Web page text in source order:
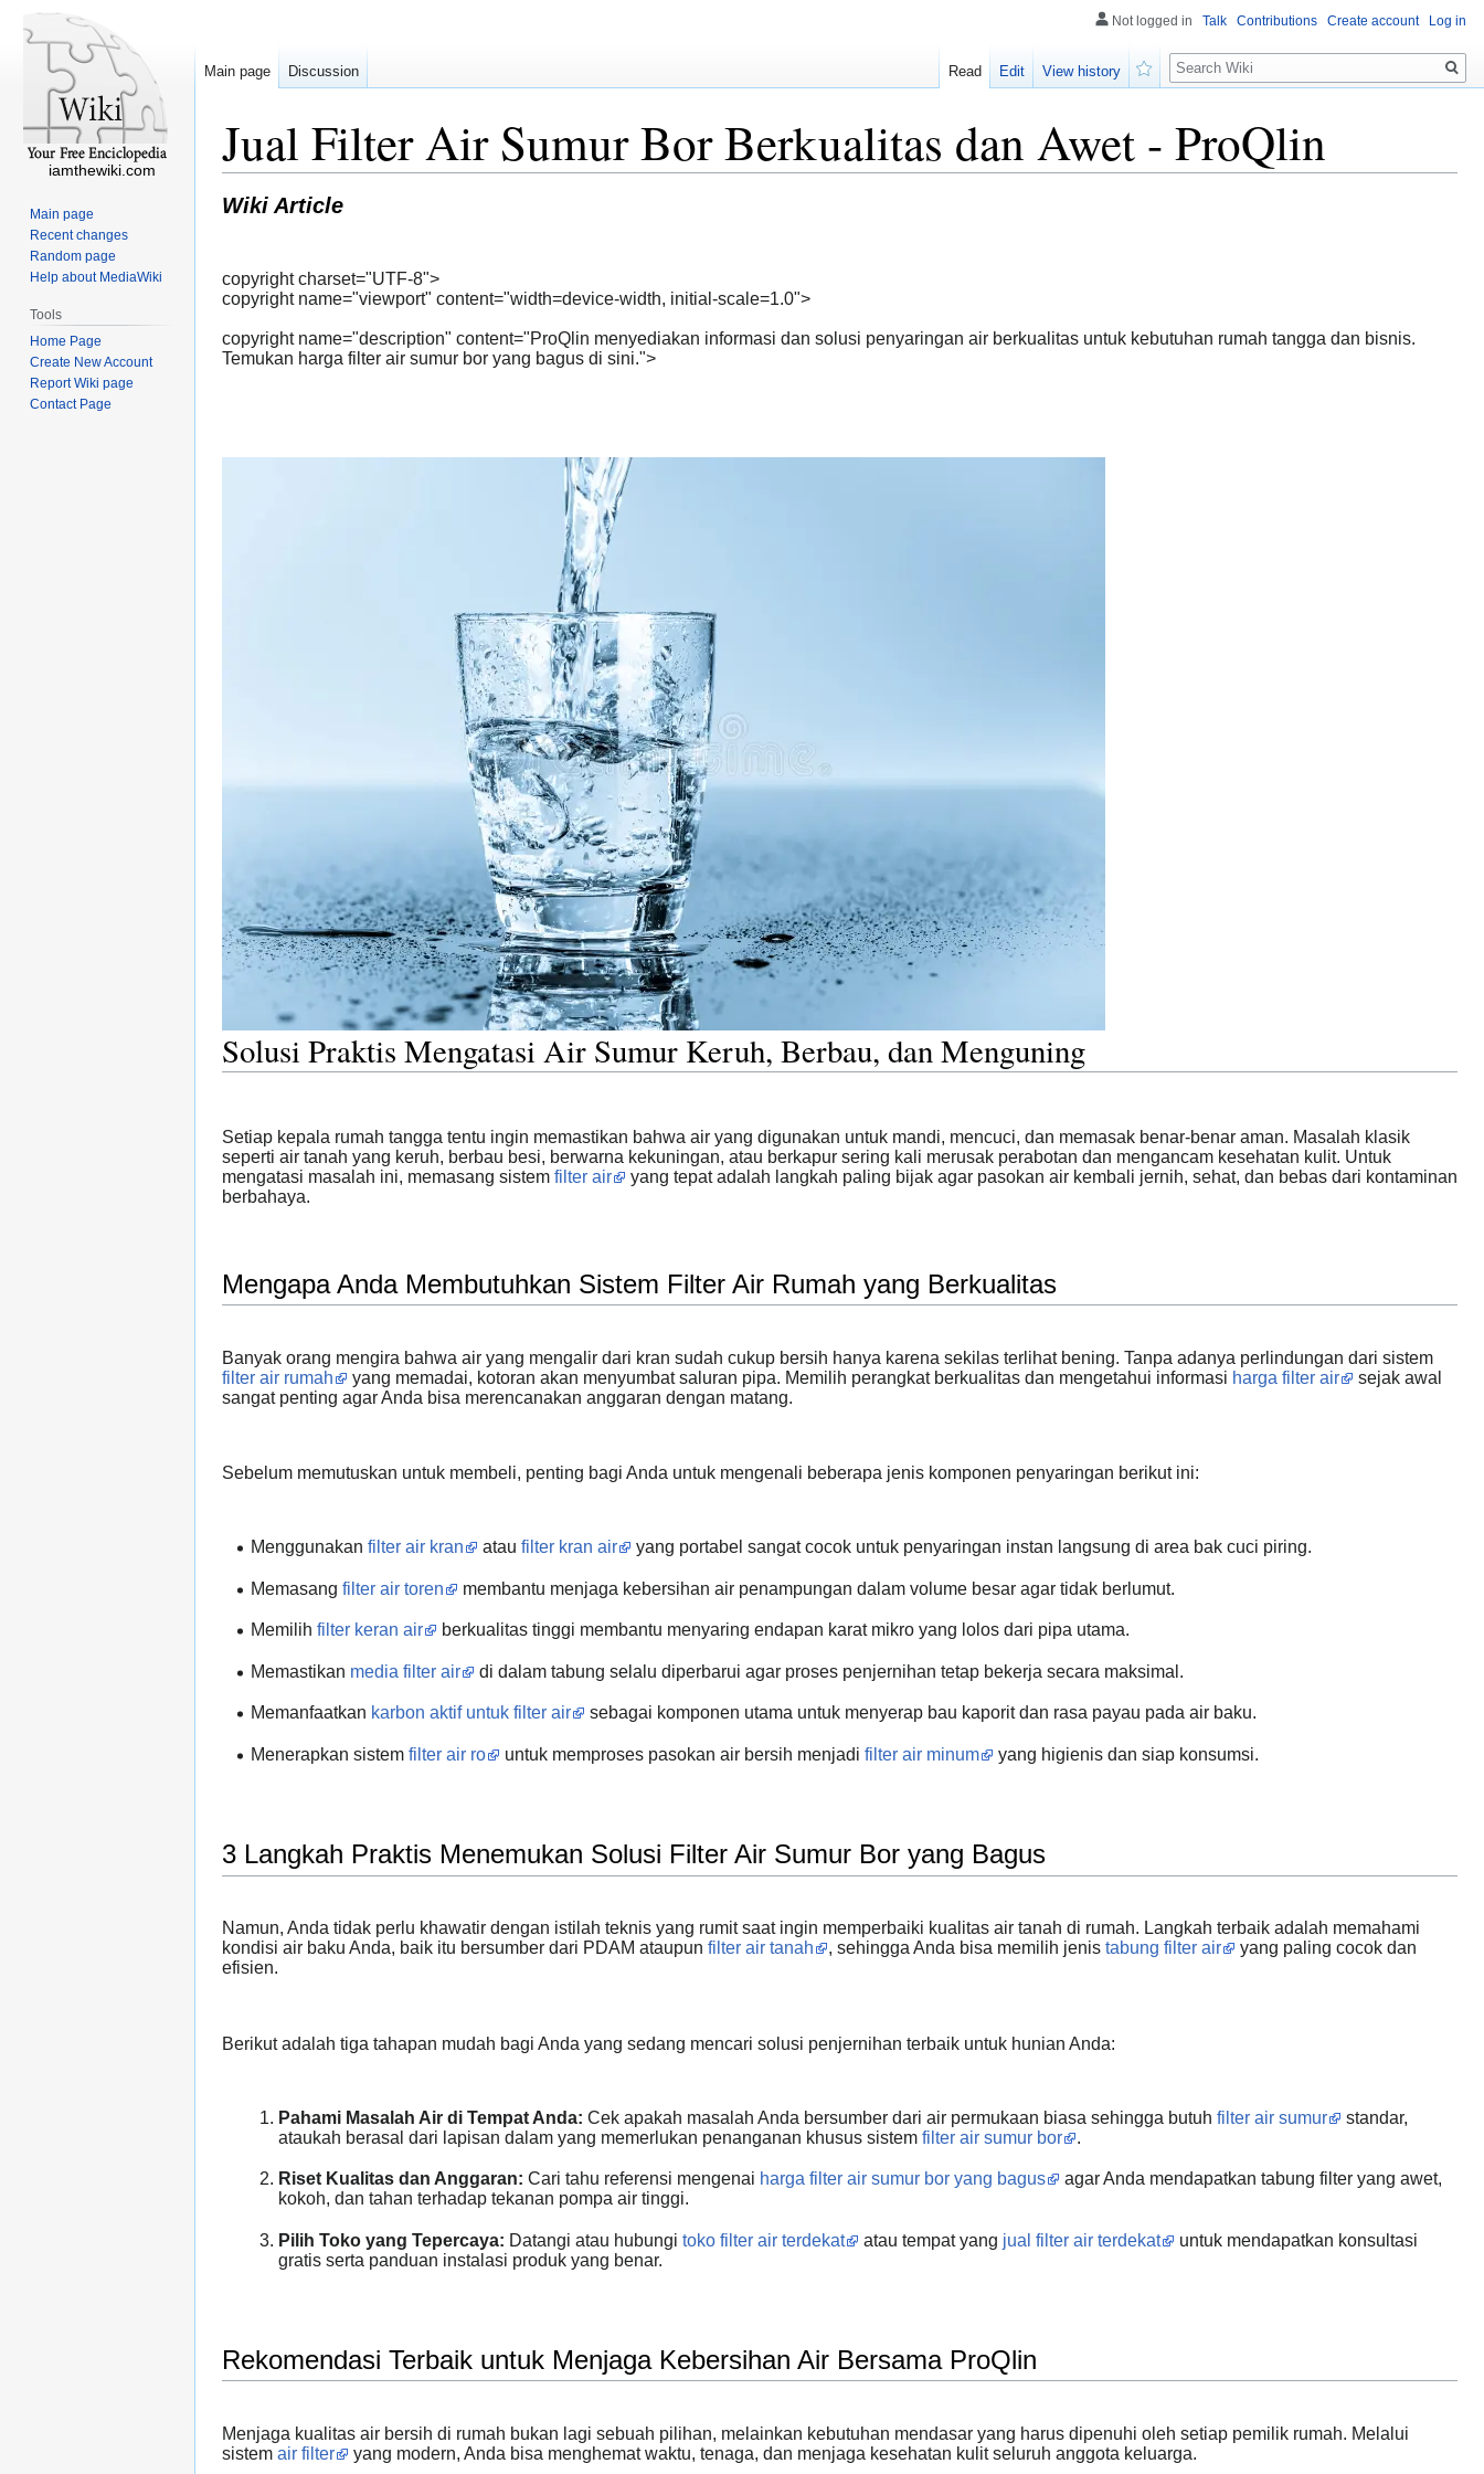
Jual Filter Air Sumur Bor Berkualitas dan Awet - ProQlin
Wiki Article
copyright charset="UTF-8">
copyright name="viewport" content="width=device-width, initial-scale=1.0">
copyright name="description" content="ProQlin menyediakan informasi dan solusi penyaringan air berkualitas untuk kebutuhan rumah tangga dan bisnis.
Temukan harga filter air sumur bor yang bagus di sini.">
Solusi Praktis Mengatasi Air Sumur Keruh, Berbau, dan Menguning
Setiap kepala rumah tangga tentu ingin memastikan bahwa air yang digunakan untuk mandi, mencuci, dan memasak benar-benar aman. Masalah klasik
seperti air tanah yang keruh, berbau besi, berwarna kekuningan, atau berkapur sering kali merusak perabotan dan mengancam kesehatan kulit. Untuk
mengatasi masalah ini, memasang sistem filter air
yang tepat adalah langkah paling bijak agar pasokan air kembali jernih, sehat, dan bebas dari kontaminan
berbahaya.
Mengapa Anda Membutuhkan Sistem Filter Air Rumah yang Berkualitas
Banyak orang mengira bahwa air yang mengalir dari kran sudah cukup bersih hanya karena sekilas terlihat bening. Tanpa adanya perlindungan dari sistem
filter air rumah
yang memadai, kotoran akan menyumbat saluran pipa. Memilih perangkat berkualitas dan mengetahui informasi harga filter air
sejak awal
sangat penting agar Anda bisa merencanakan anggaran dengan matang.
Sebelum memutuskan untuk membeli, penting bagi Anda untuk mengenali beberapa jenis komponen penyaringan berikut ini:
Menggunakan filter air kran atau filter kran air yang portabel sangat cocok untuk penyaringan instan langsung di area bak cuci piring.
Memasang filter air toren membantu menjaga kebersihan air penampungan dalam volume besar agar tidak berlumut.
Memilih filter keran air berkualitas tinggi membantu menyaring endapan karat mikro yang lolos dari pipa utama.
Memastikan media filter air di dalam tabung selalu diperbarui agar proses penjernihan tetap bekerja secara maksimal.
Memanfaatkan karbon aktif untuk filter air sebagai komponen utama untuk menyerap bau kaporit dan rasa payau pada air baku.
Menerapkan sistem filter air ro untuk memproses pasokan air bersih menjadi filter air minum yang higienis dan siap konsumsi.
3 Langkah Praktis Menemukan Solusi Filter Air Sumur Bor yang Bagus
Namun, Anda tidak perlu khawatir dengan istilah teknis yang rumit saat ingin memperbaiki kualitas air tanah di rumah. Langkah terbaik adalah memahami
kondisi air baku Anda, baik itu bersumber dari PDAM ataupun filter air tanah , sehingga Anda bisa memilih jenis tabung filter air
yang paling cocok dan
efisien.
Berikut adalah tiga tahapan mudah bagi Anda yang sedang mencari solusi penjernihan terbaik untuk hunian Anda:
Pahami Masalah Air di Tempat Anda: Cek apakah masalah Anda bersumber dari air permukaan biasa sehingga butuhfilter air sumur
standar,
ataukah berasal dari lapisan dalam yang memerlukan penanganan khusus sistemfilter air sumur bor .
Riset Kualitas dan Anggaran: Cari tahu referensi mengenai harga filter air sumur bor yang bagus
agar Anda mendapatkan tabung filter yang awet,
kokoh, dan tahan terhadap tekanan pompa air tinggi.
Pilih Toko yang Tepercaya: Datangi atau hubungitoko filter air terdekat atau tempat yang jual filter air terdekat
untuk mendapatkan konsultasi
gratis serta panduan instalasi produk yang benar.
Rekomendasi Terbaik untuk Menjaga Kebersihan Air Bersama ProQlin
Menjaga kualitas air bersih di rumah bukan lagi sebuah pilihan, melainkan kebutuhan mendasar yang harus dipenuhi oleh setiap pemilik rumah. Melalui
sistem air filter yang modern, Anda bisa menghemat waktu, tenaga, dan menjaga kesehatan kulit seluruh anggota keluarga.
Not logged in Talk Contributions Create account Log in
Main page Discussion Read Edit
View history
Search
iamthewiki.com
Main page
Recent changes
Random page
Help about MediaWiki
Tools
Home Page
Create New Account
Report Wiki page
Contact Page